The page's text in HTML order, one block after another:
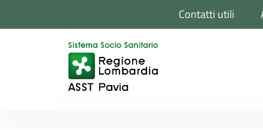
Contatti utili